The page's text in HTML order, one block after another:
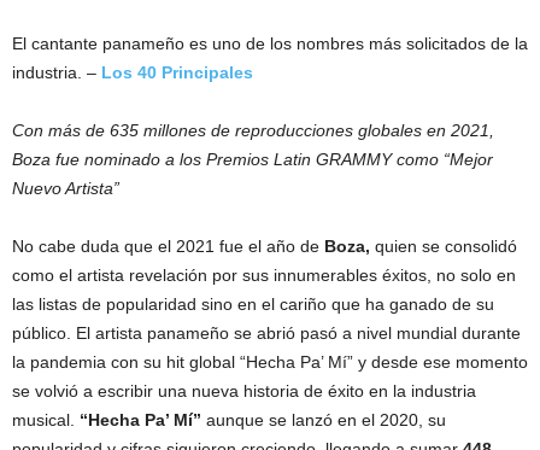
El cantante panameño es uno de los nombres más solicitados de la
industria. – Los 40 Principales
Con más de 635 millones de reproducciones globales en 2021,
Boza fue nominado a los Premios Latin GRAMMY como “Mejor
Nuevo Artista”
No cabe duda que el 2021 fue el año de Boza, quien se consolidó
como el artista revelación por sus innumerables éxitos, no solo en
las listas de popularidad sino en el cariño que ha ganado de su
público. El artista panameño se abrió pasó a nivel mundial durante
la pandemia con su hit global “Hecha Pa’ Mí” y desde ese momento
se volvió a escribir una nueva historia de éxito en la industria
musical. “Hecha Pa’ Mí” aunque se lanzó en el 2020, su